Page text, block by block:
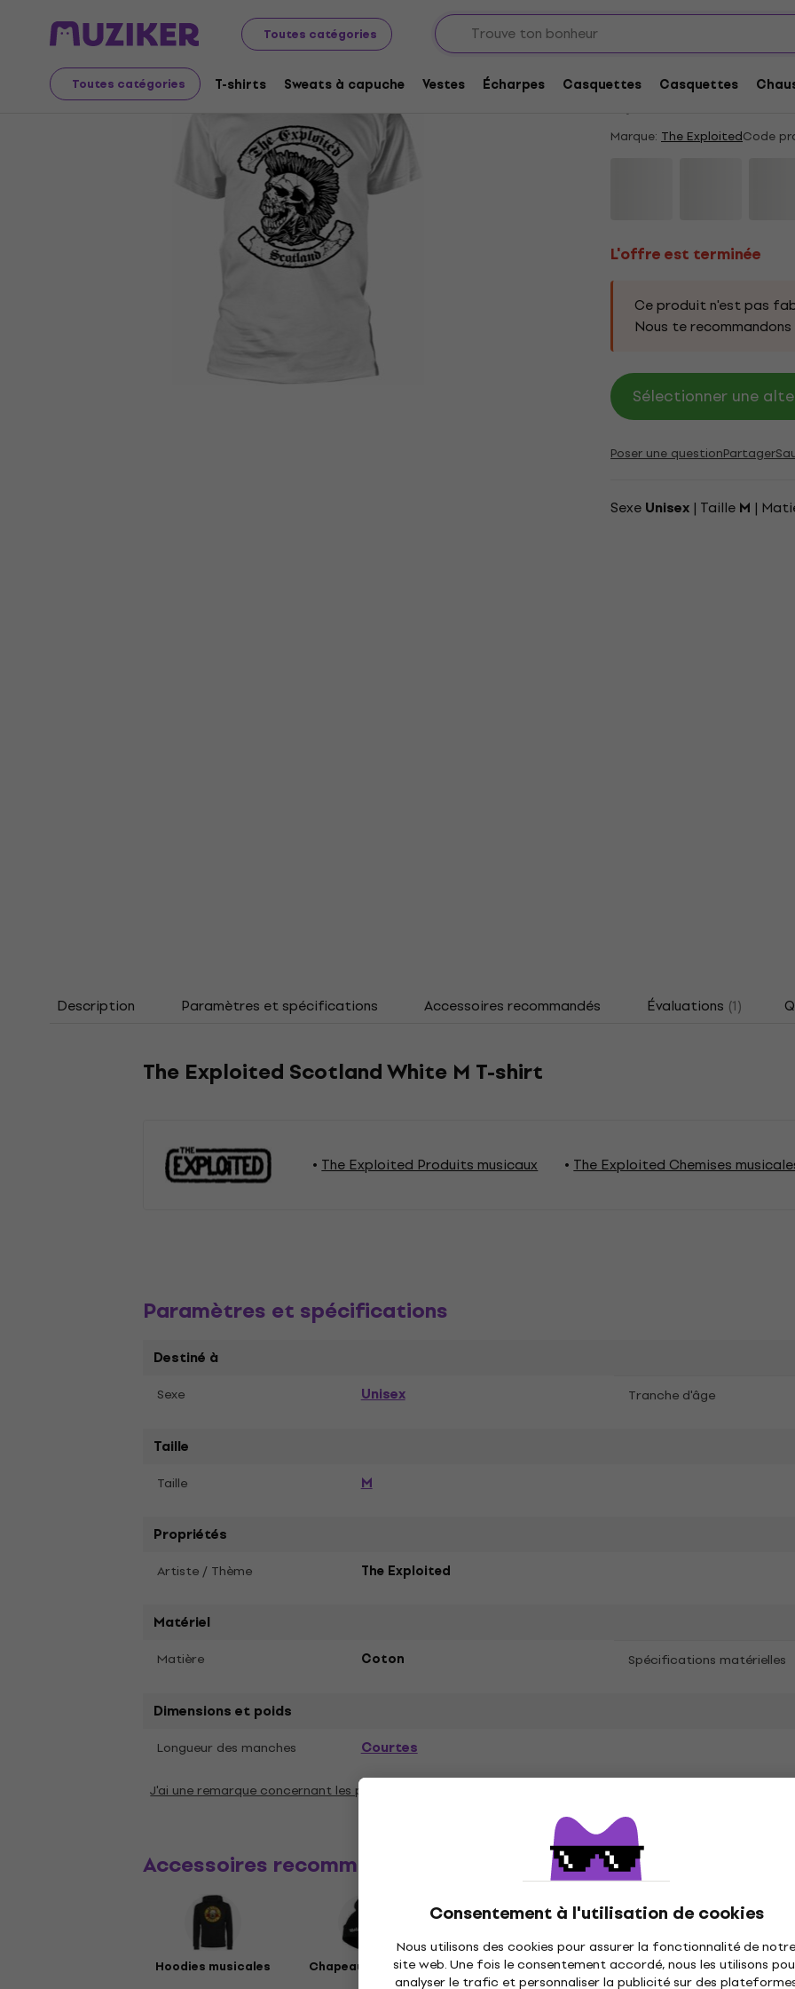
Toutes catégories
Toutes catégories T-shirts Sweats à capuche Vestes Écharpes Casquettes Casquettes
Consentement à l'utilisation de cookies
Nous utilisons des cookies pour assurer la fonctionnalité de notre
site web. Une fois le consentement accordé, nous les utilisons
analyser le trafic et personnaliser la publicité sur des
Merch Produits musicaux T-shirts
L'offre est terminée
L'offre est terminée
The Exploited
Marque: The ExploitedCode
L'offre est terminée
Ce produit n'est pas
Nous te
Sélectionner une
Poser une questionPartager
Sexe Unisex | Taille M |
Description Paramètres et spécifications Accessoires recommandés Évaluations (1)
The Exploited Scotland White M T-shirt
The Exploited Produits musicaux The Exploited Chemises
Paramètres et spécifications
Destiné à
Sexe Unisex Tranche d'âge
Taille
Taille M
Propriétés
Artiste / Thème The Exploited
Matériel
Matière Coton Spécifications matérielles
Dimensions et poids
Longueur des manches Courtes
J'ai une remarque concernant les paramètres
Accessoires recommandés
Hoodies musicales Chapeaux musique Disques vinyles Casquettes musique